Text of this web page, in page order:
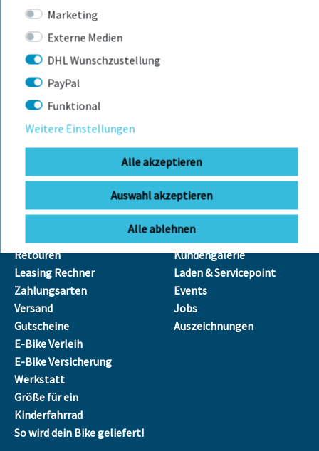
info@bikebox-shop.de
OFFNUNGSZEITEN
Sa
09:00 - 13:00 Uhr
Leasing
Retouren
Leasing Rechner
Zahlungsarten
Versand
Gutscheine
E-Bike Verleih
E-Bike Versicherung
Werkstatt
Größe für ein
Kinderfahrrad
So wird dein Bike geliefert!
ÜBER UNS
Unser Team
Kontakt
Kundengalerie
Laden & Servicepoint
Events
Jobs
Auszeichnungen
Marketing
Externe Medien
DHL Wunschzustellung
PayPal
Funktional
Weitere Einstellungen
Alle akzeptieren
Auswahl akzeptieren
Alle ablehnen